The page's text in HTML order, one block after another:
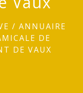
/ ANNUAIRE
DE
DE VAUX